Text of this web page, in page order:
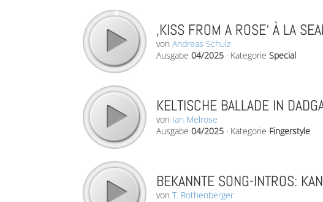
‚KISS FROM A ROSE‘ À LA
von Andreas Schulz
Ausgabe 04/2025 · Kategorie Special
KELTISCHE BALLADE IN
von Ian Melrose
Ausgabe 04/2025 · Kategorie Fingerstyle
BEKANNTE SONG-INTROS:
von T. Rothenberger